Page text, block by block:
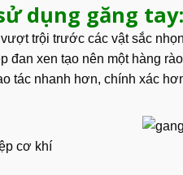
dụng găng tay:
trội trước các vật sắc
đan xen tạo nên một hàng
tác nhanh hơn, chính xác
cơ khí